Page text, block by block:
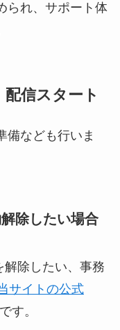
られ、サポート体
信スタート
備なども行いま
除したい場合
解除したい、事務
サイトの公式
す。